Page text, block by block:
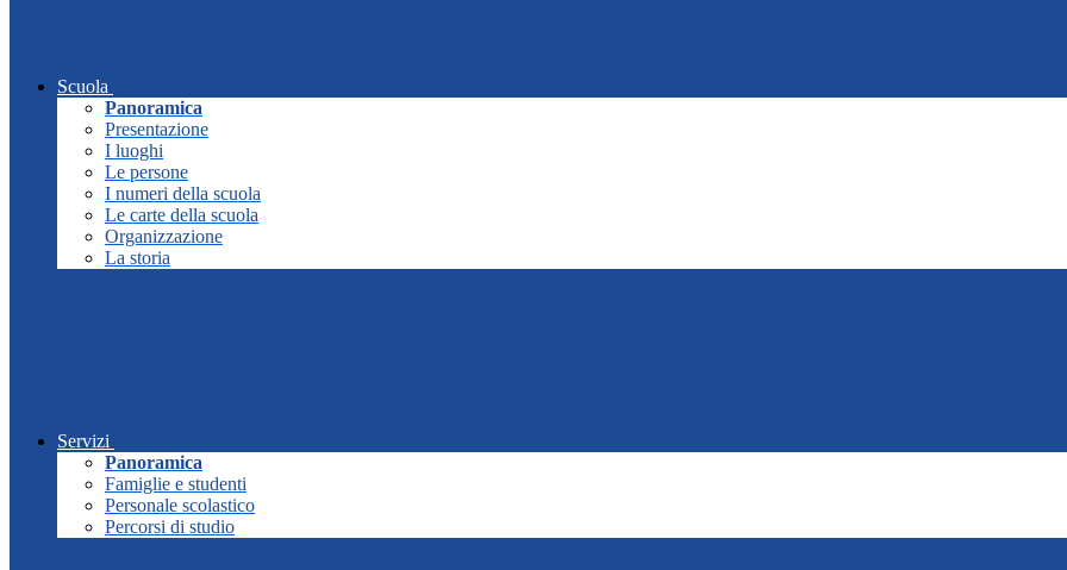
Scuola
Panoramica
Presentazione
I luoghi
Le persone
I numeri della scuola
Le carte della scuola
Organizzazione
La storia
Servizi
Panoramica
Famiglie e studenti
Personale scolastico
Percorsi di studio